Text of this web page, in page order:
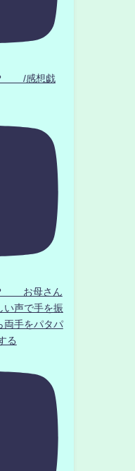
？ /感想戯
？ お母さん
声で手を振
手をパタパ
る